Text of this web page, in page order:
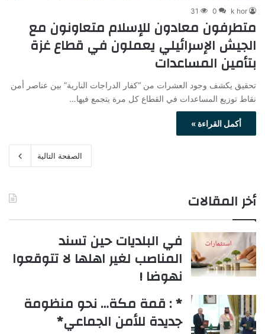
k hor
0
31
متطرفون معادون للإسلام متعاونون مع
الجيش الإسرائيلي يعملون في قطاع غزة
بتأمين المساعدات
تحقيق يكشف وجود العشرات من “كفار الدراجات النارية” بين عناصر أمن
نقاط توزيع المساعدات في القطاع كل مرة يتجمع فيها…
أكمل القراءة »
الصفحة التالية
أخر المقالات
في البلديات حين تسند
المناصب لغير اهلها لا تتوقعوا
نهوضا !
* : قمة مكة… نحو منظومة
جديدة للأمن الجماعي*